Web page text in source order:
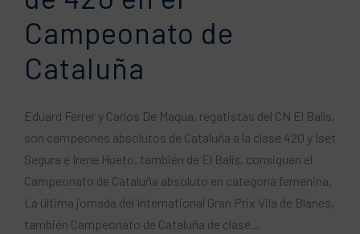
Campeonato de
Cataluña
Eduard Ferrer y Carlos De Maqua, regatistas del CN El Balís,
son campeones absolutos de Cataluña a la clase 420 y Iset
Segura e Irene Hueto, también de El Balís, consiguen el
Campeonato de Cataluña absoluto en categoría femenina.
La última jornada del International Gran Prix Vila de Blanes,
también Campeonato de Cataluña de clase...